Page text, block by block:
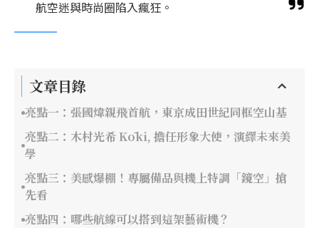
航空迷與時尚圈陷入瘋狂。
文章目錄
亮點一：張國煒親飛首航，東京成田世紀同框空山基
亮點二：木村光希 Kōki, 擔任形象大使，演繹未來美
學
亮點三：美感爆棚！專屬備品與機上特調「鏡空」搶
先看
亮點四：哪些航線可以搭到這架藝術機？